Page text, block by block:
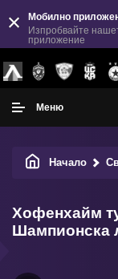
Мобилно
Изпробвайте
приложение
Меню
Начало
Хофенхайм
Шампионска